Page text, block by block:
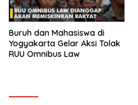
Buruh dan Mahasiswa di
Yogyakarta Gelar Aksi Tolak
RUU Omnibus Law